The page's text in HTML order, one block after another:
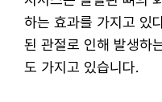
하는 효과를 가지고 있
된 관절로 인해 발생하
도 가지고 있습니다.